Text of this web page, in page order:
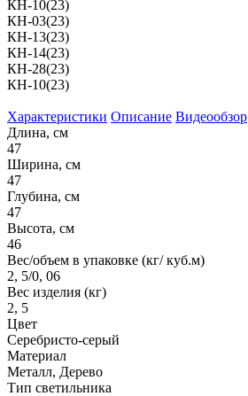
КН-10(23)
КН-03(23)
КН-13(23)
КН-14(23)
КН-28(23)
КН-10(23)
Характеристики Описание Видеообзор
Длина, см
47
Ширина, см
47
Глубина, см
47
Высота, см
46
Вес/объем в упаковке (кг/ куб.м)
2, 5/0, 06
Вес изделия (кг)
2, 5
Цвет
Серебристо-серый
Материал
Металл, Дерево
Тип светильника